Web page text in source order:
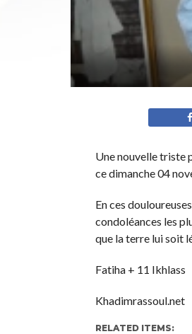
Une nouvelle triste
ce dimanche 04
En ces
condoléances les
que la terre lui soit
Fatiha + 11 Ikhlass
Khadimrassoul.net
RELATED ITEMS: